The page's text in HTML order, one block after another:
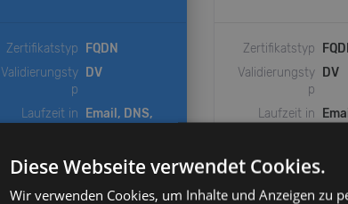
Zertifikatstyp
FQDN
Validierungsty
p
DV
Laufzeit in
Email, DNS,
DCV-Methode
(Domain
12, 24, 36
Zertifikatstyp
Validierungsty
p
DV
Laufzeit in
DCV-Methode
(Domain
12,
Diese Webseite verwendet Cookies.
Wir verwenden Cookies, um Inhalte und Anzeigen zu